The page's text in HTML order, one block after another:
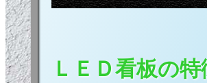
ＬＥＤ看板の